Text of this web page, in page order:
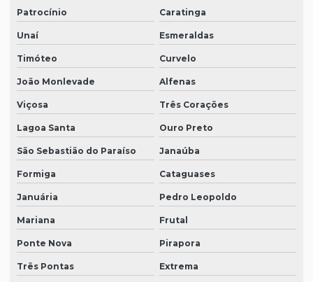
Patrocínio Caratinga
Unaí Esmeraldas
Timóteo Curvelo
João Monlevade Alfenas
Viçosa Três Corações
Lagoa Santa Ouro Preto
São Sebastião do Paraíso Janaúba
Formiga Cataguases
Januária Pedro Leopoldo
Mariana Frutal
Ponte Nova Pirapora
Três Pontas Extrema